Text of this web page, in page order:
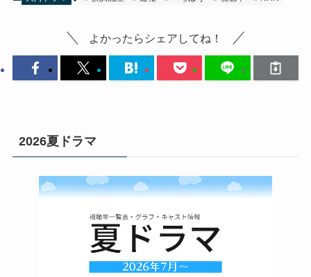
よかったらシェアしてね！
2026夏ドラマ